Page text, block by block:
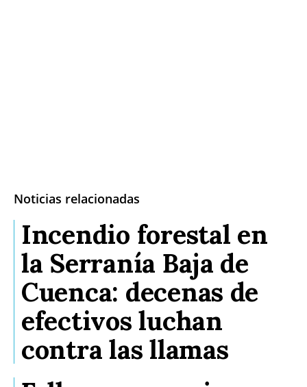
Noticias relacionadas
Incendio forestal en
la Serranía Baja de
Cuenca: decenas de
efectivos luchan
contra las llamas